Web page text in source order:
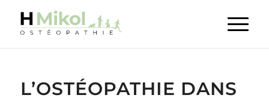
L’OSTÉOPATHIE DANS